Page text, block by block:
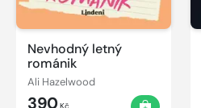
Nevhodný letný
románik
Ali Hazelwood
390Kč